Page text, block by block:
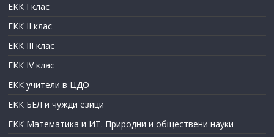
ЕКК I клас
ЕКК II клас
ЕКК III клас
ЕКК IV клас
ЕКК учители в ЦДО
ЕКК БЕЛ и чужди езици
ЕКК Математика и ИТ. Природни и обществени науки